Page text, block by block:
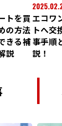
トを買
の方法
きる補
説
エコワ
トへ交
事手順
説！